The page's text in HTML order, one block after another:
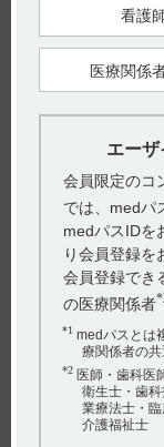
ろ、悪性貧血にお
様の経過を認め
ただし、脳脊髄液
有意に高いと報告
1）丸山 勝一ら：
0651］
2）田中 信夫：
【更新年月】
2020年7月
関連するQ&A
看護
医療関係
エー
会員限定のコ
では、medパ
medパスIDを
り会員登録を
会員登録でき
の医療関係者
*1 medパスとは
療関係者の共
*2 医師・歯科医
衛生士・歯
業療法士・
介護福祉士